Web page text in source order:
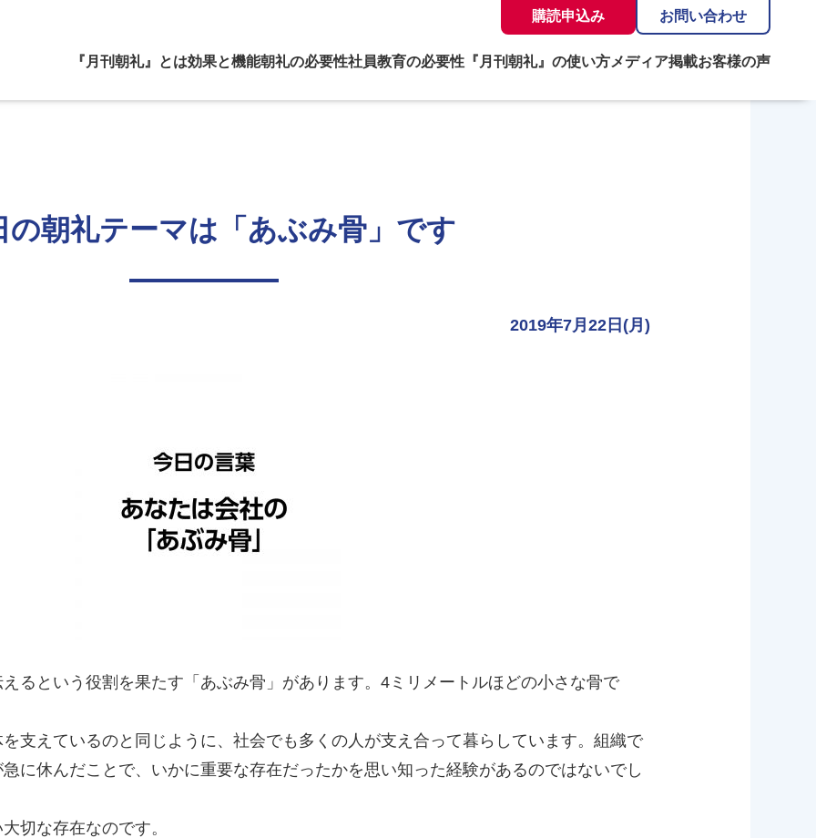
購読申込み お問い合わせ
『月刊朝礼』とは効果と機能朝礼の必要性社員教育の必要性 『月刊朝礼』の使い方メディア掲載お客様の声
の朝礼テーマは「あぶみ骨」です
2019年7月22日(月)
るという役割を果たす「あぶみ骨」があります。4ミリメートルほどの小さな骨で
えているのと同じように、社会でも多くの人が支え合って暮らしています。組織で
に休んだことで、いかに重要な存在だったかを思い知った経験があるのではないでし
切な存在なのです。